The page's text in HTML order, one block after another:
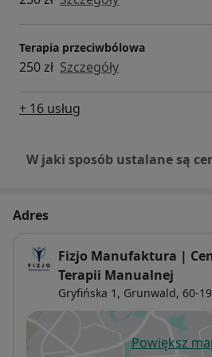
Terapia przeciwbólowa
250 zł Szczegóły
+ 16 usług
W jaki sposób ustalane są
Adres
Fizjo Manufaktura |
Terapii Manualnej
Gryfińska 1, Grunwald, 60-
Powiększ